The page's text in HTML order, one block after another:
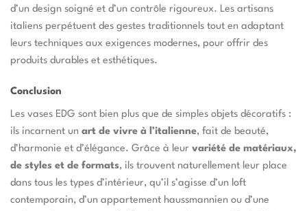
d’un design soigné et d’un contrôle rigoureux. Les artisans
italiens perpétuent des gestes traditionnels tout en adaptant
leurs techniques aux exigences modernes, pour offrir des
produits durables et esthétiques.
Conclusion
Les vases EDG sont bien plus que de simples objets décoratifs :
ils incarnent un art de vivre à l’italienne, fait de beauté,
d’harmonie et d’élégance. Grâce à leur variété de matériaux,
de styles et de formats, ils trouvent naturellement leur place
dans tous les types d’intérieur, qu’il s’agisse d’un loft
contemporain, d’un appartement haussmannien ou d’une